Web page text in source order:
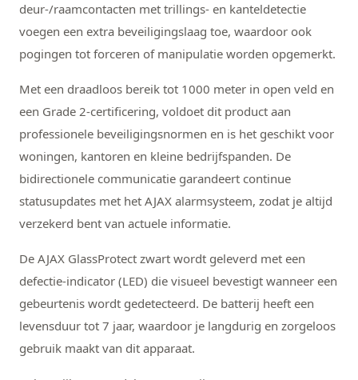
deur-/raamcontacten met trillings- en kanteldetectie
voegen een extra beveiligingslaag toe, waardoor ook
pogingen tot forceren of manipulatie worden opgemerkt.
Met een draadloos bereik tot 1000 meter in open veld en
een Grade 2-certificering, voldoet dit product aan
professionele beveiligingsnormen en is het geschikt voor
woningen, kantoren en kleine bedrijfspanden. De
bidirectionele communicatie garandeert continue
statusupdates met het AJAX alarmsysteem, zodat je altijd
verzekerd bent van actuele informatie.
De AJAX GlassProtect zwart wordt geleverd met een
defectie-indicator (LED) die visueel bevestigt wanneer een
gebeurtenis wordt gedetecteerd. De batterij heeft een
levensduur tot 7 jaar, waardoor je langdurig en zorgeloos
gebruik maakt van dit apparaat.